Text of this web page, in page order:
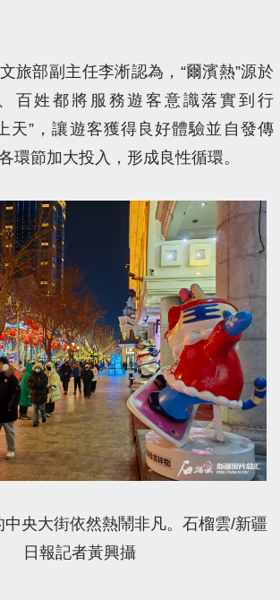
旅部副主任李淅認為，“爾濱熱”源於
百姓都將服務遊客意識落實到行
天”，讓遊客獲得良好體驗並自發傳
環節加大投入，形成良性循環。
中央大街依然熱鬧非凡。石榴雲/新疆
日報記者黃興攝